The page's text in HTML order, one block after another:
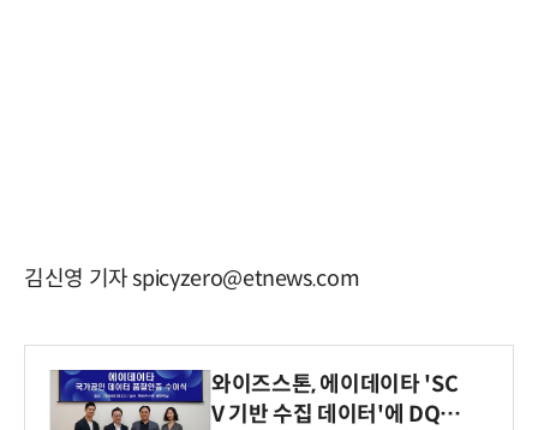
김신영 기자 spicyzero@etnews.com
와이즈스톤, 에이데이타 'SC
V 기반 수집 데이터'에 DQ인